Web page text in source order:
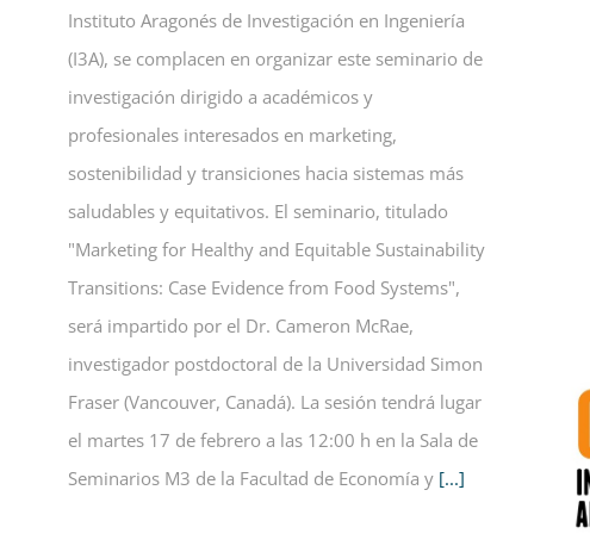
Instituto Aragonés de Investigación en Ingeniería
(I3A), se complacen en organizar este seminario de
investigación dirigido a académicos y
profesionales interesados ​​en marketing,
sostenibilidad y transiciones hacia sistemas más
saludables y equitativos. El seminario, titulado
"Marketing for Healthy and Equitable Sustainability
Transitions: Case Evidence from Food Systems",
será impartido por el Dr. Cameron McRae,
investigador postdoctoral de la Universidad Simon
Fraser (Vancouver, Canadá). La sesión tendrá lugar
el martes 17 de febrero a las 12:00 h en la Sala de
Seminarios M3 de la Facultad de Economía y [...]